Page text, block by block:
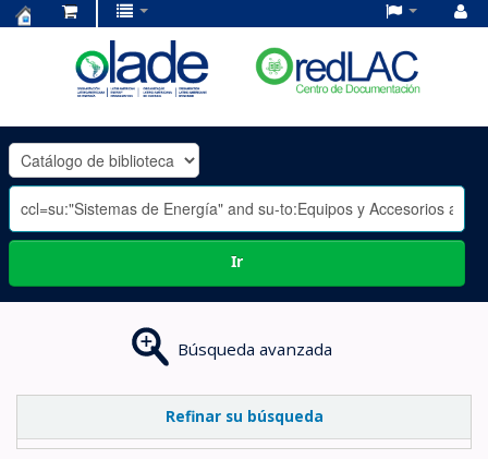
OLADE
-
Ir
Búsqueda avanzada
Refinar su búsqueda